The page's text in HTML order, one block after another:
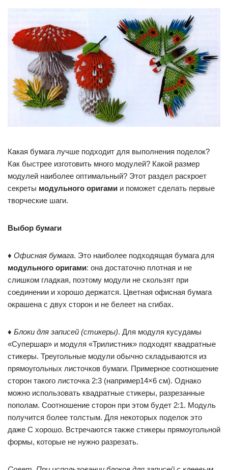
Какая бумага лучше подходит для выполнения поделок?
Как быстрее изготовить много модулей? Какой размер
модулей наиболее оптимальный? Этот раздел раскроет
секреты модульного оригами и поможет сделать первые
творческие шаги.
Выбор бумаги
♦ Офисная бумага. Это наиболее подходящая бумага для
модульного оригами: она достаточно плотная и не
слишком гладкая, поэтому модули не скользят при
соединении и хорошо держатся. Цветная офисная бумага
окрашена с двух сторон и не белеет на сгибах.
♦ Блоки для записей (стикеры). Для модуля кусудамы
«Супершар» и модуля «Трилистник» подходят квадратные
стикеры. Треугольные модули обычно складываются из
прямоугольных листочков бумаги. Примерное соотношение
сторон такого листочка 2:3 (например14×6 см). Однако
можно использовать квадратные стикеры, разрезанные
пополам. Соотношение сторон при этом будет 2:1. Модуль
получится более толстым. Для некоторых поделок это
даже С хорошо. Встречаются также стикеры прямоугольной
формы, которые не нужно разрезать.